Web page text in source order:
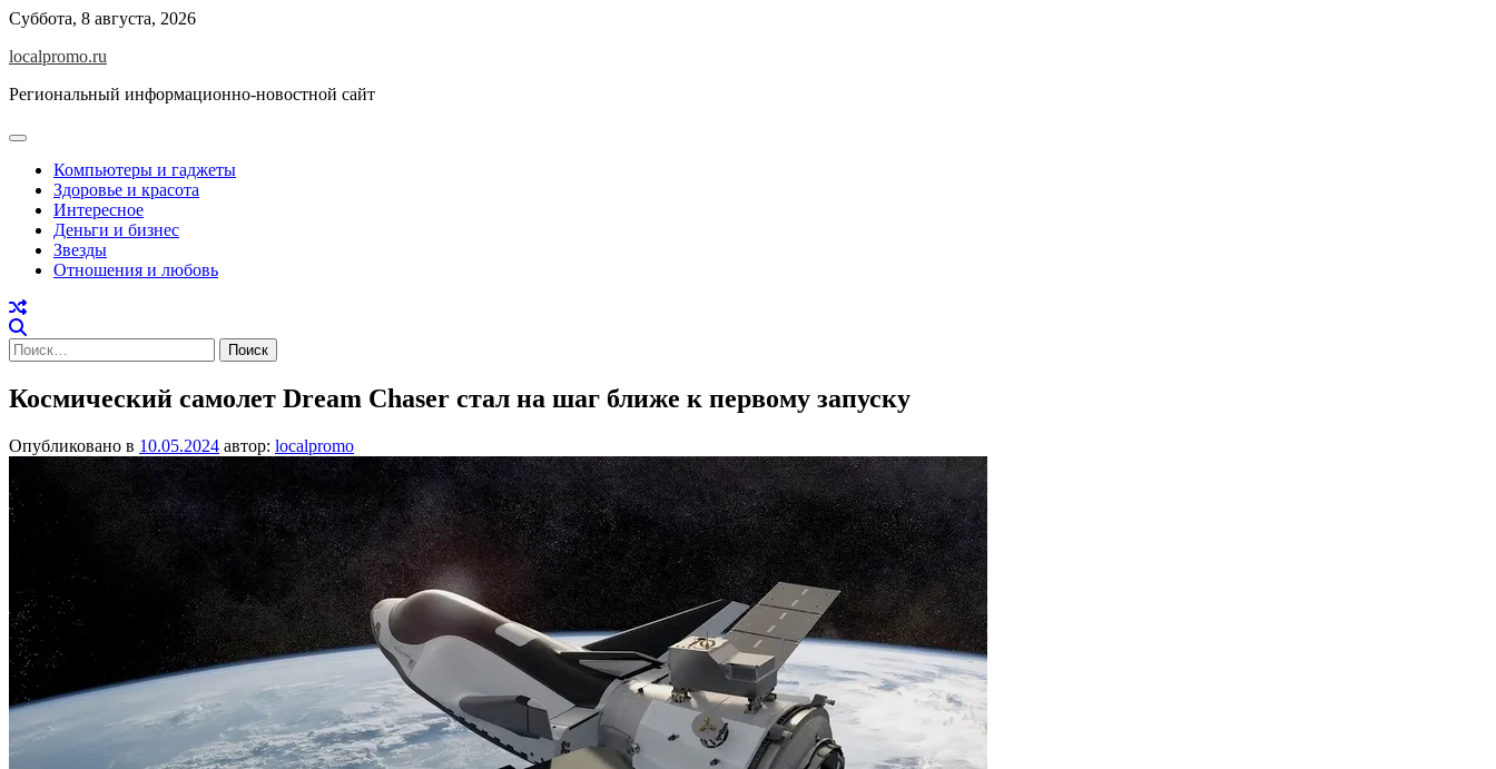
Перейти
содержимому
Суббота, 8 августа, 2026
localpromo.ru
Региональный информационно-новостной сайт
Компьютеры и гаджеты
Здоровье и красота
Интересное
Деньги и бизнес
Звезды
Отношения и любовь
Найти:
Космический самолет Dream Chaser стал на шаг ближе к первому запуску
Опубликовано в 10.05.2024 автор: localpromo